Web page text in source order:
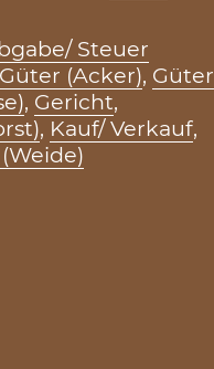
Steuer
Güter (Acker), Güter
, Gericht,
, Kauf/ Verkauf,